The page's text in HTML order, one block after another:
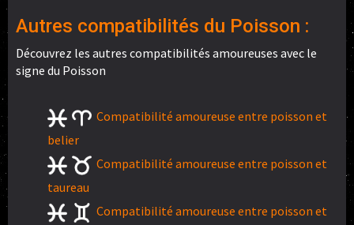
Autres compatibilités du Poisson :
Découvrez les autres compatibilités amoureuses avec le
signe du Poisson
Compatibilité amoureuse entre poisson et
belier
Compatibilité amoureuse entre poisson et
taureau
Compatibilité amoureuse entre poisson et